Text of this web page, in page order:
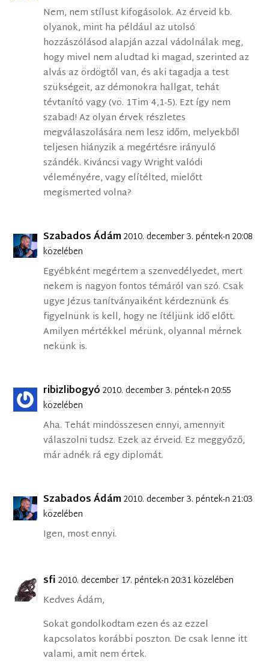
Nem, nem stílust kifogásolok. Az érveid kb.
olyanok, mint ha például az utolsó
hozzászólásod alapján azzal vádolnálak meg,
hogy mivel nem aludtad ki magad, szerinted az
alvás az ördögtől van, és aki tagadja a test
szükségeit, az démonokra hallgat, tehát
tévtanító vagy (vö. 1Tim 4,1-5). Ezt így nem
szabad! Az olyan érvek részletes
megválaszolására nem lesz időm, melyekből
teljesen hiányzik a megértésre irányuló
szándék. Kiváncsi vagy Wright valódi
véleményére, vagy elítélted, mielőtt
megismerted volna?
Szabados Ádám2010. december 3. péntek-n 20:08
közelében
Egyébként megértem a szenvedélyedet, mert
nekem is nagyon fontos témáról van szó. Csak
ugye Jézus tanítványaiként kérdeznünk és
figyelnünk is kell, hogy ne ítéljünk idő előtt.
Amilyen mértékkel mérünk, olyannal mérnek
nekünk is.
ribizlibogyó 2010. december 3. péntek-n 20:55
közelében
Aha. Tehát mindösszesen ennyi, amennyit
válaszolni tudsz. Ezek az érveid. Ez meggyőző,
már adnék rá egy diplomát.
Szabados Ádám2010. december 3. péntek-n 21:03
közelében
Igen, most ennyi.
sfi 2010. december 17. péntek-n 20:31 közelében
Kedves Ádám,
Sokat gondolkodtam ezen és az ezzel
kapcsolatos korábbi poszton. De csak lenne itt
valami, amit nem értek.